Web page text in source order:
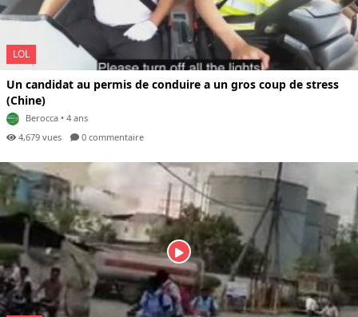
LOL
Un candidat au permis de conduire a un gros coup de stress
(Chine)
Berocca • 4 ans
4,679 vues
0 commentaire